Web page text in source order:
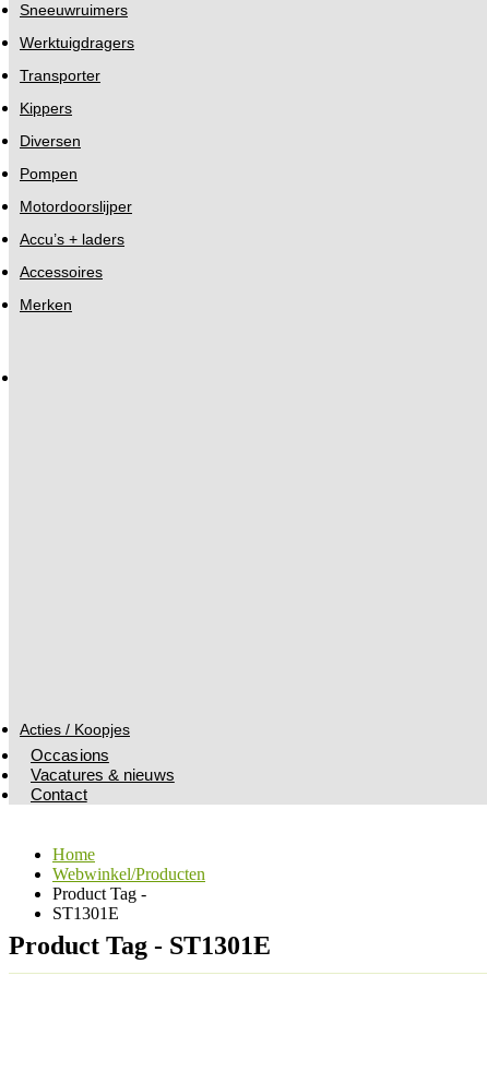
Sneeuwruimers
Werktuigdragers
Transporter
Kippers
Diversen
Pompen
Motordoorslijper
Accu’s + laders
Accessoires
Merken
Acties / Koopjes
Occasions
Vacatures & nieuws
Contact
Home
Webwinkel/Producten
Product Tag -
ST1301E
Product Tag - ST1301E